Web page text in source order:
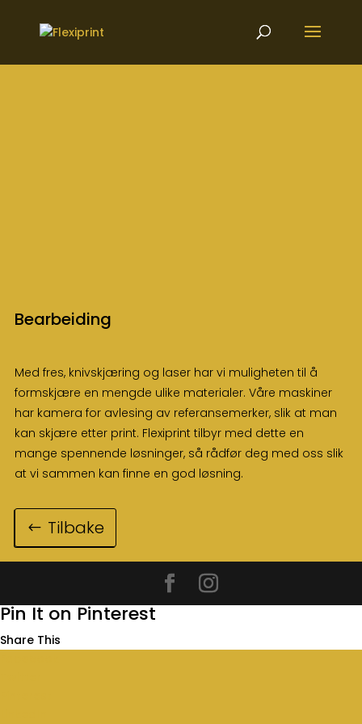
Bearbeiding
Med fres, knivskjæring og laser har vi muligheten til å
formskjære en mengde ulike materialer. Våre maskiner
har kamera for avlesing av referansemerker, slik at man
kan skjære etter print. Flexiprint tilbyr med dette en
mange spennende løsninger, så rådfør deg med oss slik
at vi sammen kan finne en god løsning.
Tilbake
Pin It on Pinterest
Share This